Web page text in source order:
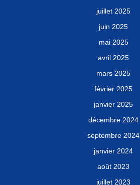
juillet 2025
juin 2025
mai 2025
avril 2025
mars 2025
février 2025
janvier 2025
décembre 2024
septembre 2024
janvier 2024
août 2023
juillet 2023